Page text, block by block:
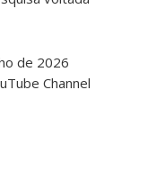
de 2026
Channel